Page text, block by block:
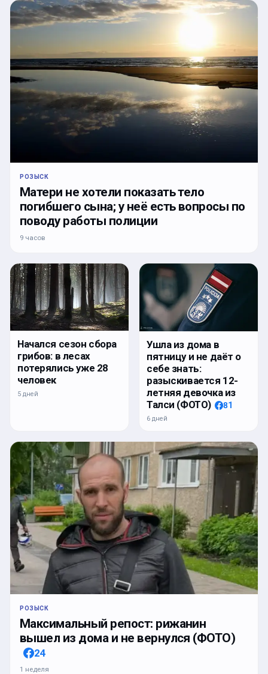
РОЗЫСК
Матери не хотели показать тело
погибшего сына; у неё есть вопросы по
поводу работы полиции
9 часов
Начался сезон сбора
грибов: в лесах
потерялись уже 28
человек
5 дней
Ушла из дома в
пятницу и не даёт о
себе знать:
разыскивается 12-
летняя девочка из
Талси (ФОТО)
81
6 дней
РОЗЫСК
Максимальный репост: рижанин
вышел из дома и не вернулся (ФОТО)
24
1 неделя